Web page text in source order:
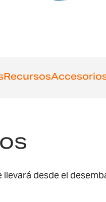
Recursos
llevará desde el